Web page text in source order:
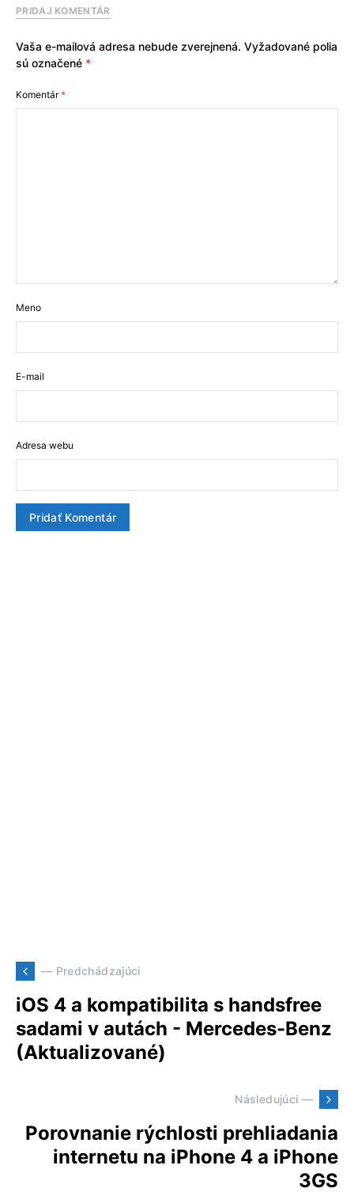
PRIDAJ KOMENTÁR
Vaša e-mailová adresa nebude zverejnená. Vyžadované polia
sú označené *
Komentár*
Meno
E-mail
Adresa webu
— Predchádzajúci
iOS 4 a kompatibilita s handsfree
sadami v autách - Mercedes-Benz
(Aktualizované)
Následujúci —
Porovnanie rýchlosti prehliadania
internetu na iPhone 4 a iPhone
3GS